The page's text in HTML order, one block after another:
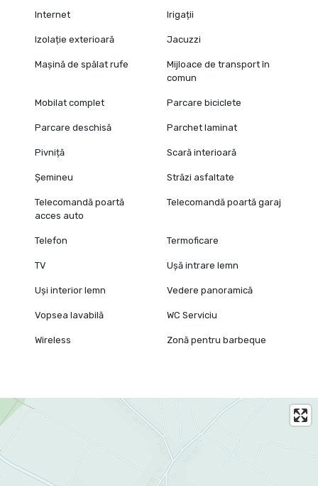
Internet Irigații
Izolație exterioară Jacuzzi
Mașină de spălat rufe
Mijloace de transport în
comun
Mobilat complet Parcare biciclete
Parcare deschisă Parchet laminat
Pivniță Scară interioară
Șemineu Străzi asfaltate
Telecomandă poartă
acces auto
Telecomandă poartă garaj
Telefon Termoficare
TV Ușă intrare lemn
Uși interior lemn Vedere panoramică
Vopsea lavabilă WC Serviciu
Wireless Zonă pentru barbeque